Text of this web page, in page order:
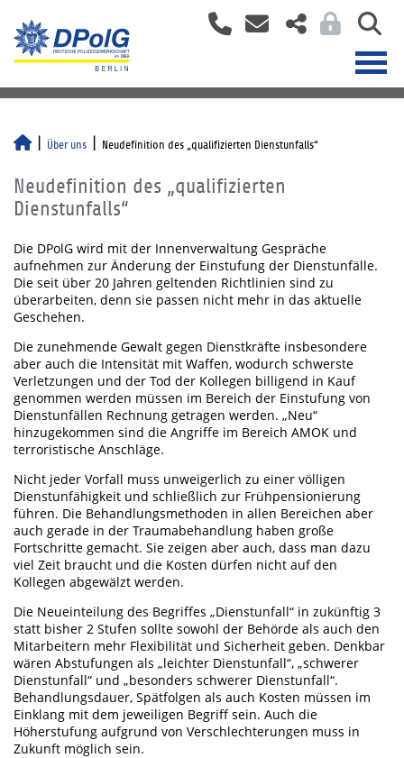
Über uns Neudefinition des „qualifizierten Dienstunfalls“
Neudefinition des „qualifizierten
Dienstunfalls“
Die DPolG wird mit der Innenverwaltung Gespräche
aufnehmen zur Änderung der Einstufung der Dienstunfälle.
Die seit über 20 Jahren geltenden Richtlinien sind zu
überarbeiten, denn sie passen nicht mehr in das aktuelle
Geschehen.
Die zunehmende Gewalt gegen Dienstkräfte insbesondere
aber auch die Intensität mit Waffen, wodurch schwerste
Verletzungen und der Tod der Kollegen billigend in Kauf
genommen werden müssen im Bereich der Einstufung von
Dienstunfällen Rechnung getragen werden. „Neu“
hinzugekommen sind die Angriffe im Bereich AMOK und
terroristische Anschläge.
Nicht jeder Vorfall muss unweigerlich zu einer völligen
Dienstunfähigkeit und schließlich zur Frühpensionierung
führen. Die Behandlungsmethoden in allen Bereichen aber
auch gerade in der Traumabehandlung haben große
Fortschritte gemacht. Sie zeigen aber auch, dass man dazu
viel Zeit braucht und die Kosten dürfen nicht auf den
Kollegen abgewälzt werden.
Die Neueinteilung des Begriffes „Dienstunfall“ in zukünftig 3
statt bisher 2 Stufen sollte sowohl der Behörde als auch den
Mitarbeitern mehr Flexibilität und Sicherheit geben. Denkbar
wären Abstufungen als „leichter Dienstunfall“, „schwerer
Dienstunfall“ und „besonders schwerer Dienstunfall“.
Behandlungsdauer, Spätfolgen als auch Kosten müssen im
Einklang mit dem jeweiligen Begriff sein. Auch die
Höherstufung aufgrund von Verschlechterungen muss in
Zukunft möglich sein.